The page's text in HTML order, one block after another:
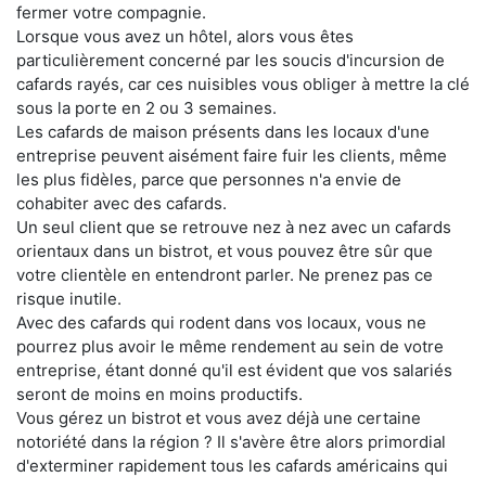
fermer votre compagnie.
Lorsque vous avez un hôtel, alors vous êtes
particulièrement concerné par les soucis d'incursion de
cafards rayés, car ces nuisibles vous obliger à mettre la clé
sous la porte en 2 ou 3 semaines.
Les cafards de maison présents dans les locaux d'une
entreprise peuvent aisément faire fuir les clients, même
les plus fidèles, parce que personnes n'a envie de
cohabiter avec des cafards.
Un seul client que se retrouve nez à nez avec un cafards
orientaux dans un bistrot, et vous pouvez être sûr que
votre clientèle en entendront parler. Ne prenez pas ce
risque inutile.
Avec des cafards qui rodent dans vos locaux, vous ne
pourrez plus avoir le même rendement au sein de votre
entreprise, étant donné qu'il est évident que vos salariés
seront de moins en moins productifs.
Vous gérez un bistrot et vous avez déjà une certaine
notoriété dans la région ? Il s'avère être alors primordial
d'exterminer rapidement tous les cafards américains qui